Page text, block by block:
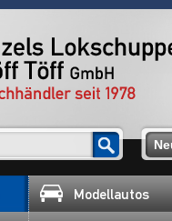
Modellautos